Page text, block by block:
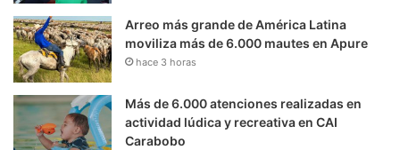
Arreo más grande de América Latina
moviliza más de 6.000 mautes en Apure
hace 3 horas
Más de 6.000 atenciones realizadas en
actividad lúdica y recreativa en CAI
Carabobo